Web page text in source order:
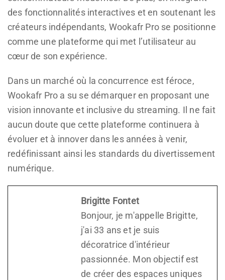
des fonctionnalités interactives et en soutenant les
créateurs indépendants, Wookafr Pro se positionne
comme une plateforme qui met l’utilisateur au
cœur de son expérience.
Dans un marché où la concurrence est féroce,
Wookafr Pro a su se démarquer en proposant une
vision innovante et inclusive du streaming. Il ne fait
aucun doute que cette plateforme continuera à
évoluer et à innover dans les années à venir,
redéfinissant ainsi les standards du divertissement
numérique.
Brigitte Fontet
Bonjour, je m'appelle Brigitte,
j'ai 33 ans et je suis
décoratrice d'intérieur
passionnée. Mon objectif est
de créer des espaces uniques